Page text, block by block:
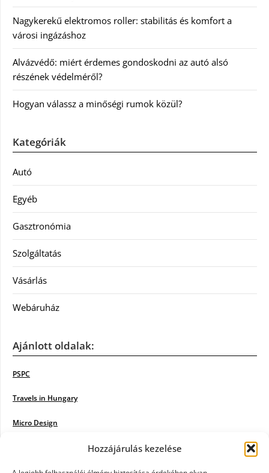
Hozzájárulás kezelése
Nagykerekű elektromos roller: stabilitás és komfort a
városi ingázáshoz
Alvázvédő: miért érdemes gondoskodni az autó alsó
részének védelméről?
Hogyan válassz a minőségi rumok közül?
Kategóriák
Autó
Egyéb
Gasztronómia
Szolgáltatás
Vásárlás
Webáruház
Ajánlott oldalak:
PSPC
Travels in Hungary
Micro Design